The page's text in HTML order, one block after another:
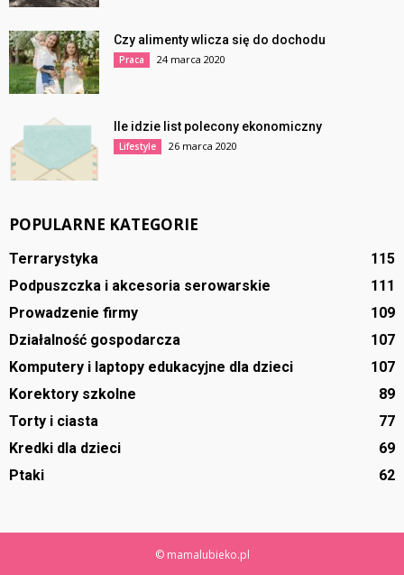
Czy alimenty wlicza się do dochodu
Praca 24 marca 2020
Ile idzie list polecony ekonomiczny
Lifestyle 26 marca 2020
POPULARNE KATEGORIE
Terrarystyka
115
Podpuszczka i akcesoria serowarskie
111
Prowadzenie firmy
109
Działalność gospodarcza
107
Komputery i laptopy edukacyjne dla dzieci
107
Korektory szkolne
89
Torty i ciasta
77
Kredki dla dzieci
69
Ptaki
62
© mamalubieko.pl